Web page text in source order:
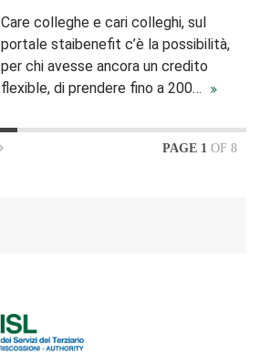
Care colleghe e cari colleghi, sul
portale staibenefit c’è la possibilità,
per chi avesse ancora un credito
flexible, di prendere fino a 200…
PAGE 1 OF 8